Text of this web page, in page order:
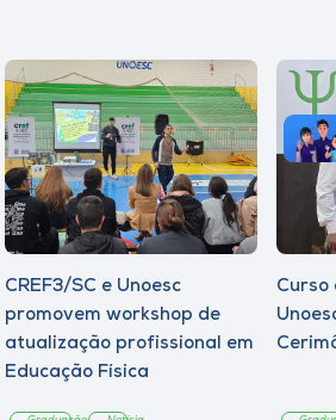
CREF3/SC e Unoesc
promovem workshop de
atualização profissional em
Educação Física
Curso